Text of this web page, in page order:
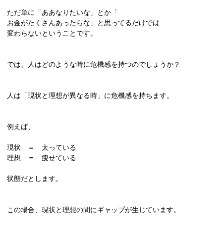
ただ単に「ああなりたいな」とか「
お金がたくさんあったらな」と思ってるだけでは
変わらないということです。
では、人はどのような時に危機感を持つのでしょうか？
人は「現状と理想が異なる時」に危機感を持ちます。
例えば、
現状 ＝ 太っている
理想 ＝ 痩せている
状態だとします。
この場合、現状と理想の間にギャップが生じています。